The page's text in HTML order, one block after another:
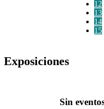
12
13
14
15
Exposiciones
Sin